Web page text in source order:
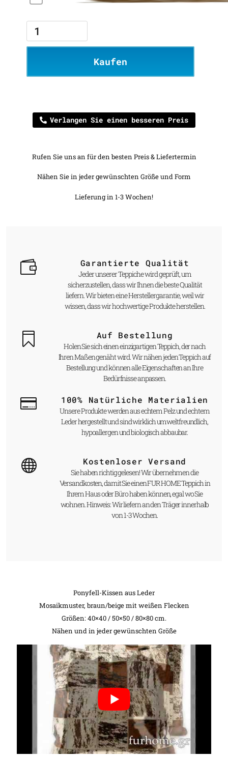
Kaufen
Verlangen Sie einen besseren Preis
Rufen Sie uns an für den besten Preis & Liefertermin
Nähen Sie in jeder gewünschten Größe und Form
Lieferung in 1-3 Wochen!
Garantierte Qualität
Jeder unserer Teppiche wird geprüft, um
sicherzustellen, dass wir Ihnen die beste Qualität
liefern. Wir bieten eine Herstellergarantie, weil wir
wissen, dass wir hochwertige Produkte herstellen.
Auf Bestellung
Holen Sie sich einen einzigartigen Teppich, der nach
Ihren Maßen genäht wird. Wir nähen jeden Teppich auf
Bestellung und können alle Eigenschaften an Ihre
Bedürfnisse anpassen.
100% Natürliche Materialien
Unsere Produkte werden aus echtem Pelz und echtem
Leder hergestellt und sind wirklich umweltfreundlich,
hypoallergen und biologisch abbaubar.
Kostenloser Versand
Sie haben richtig gelesen! Wir übernehmen die
Versandkosten, damit Sie einen FUR HOME Teppich in
Ihrem Haus oder Büro haben können, egal wo Sie
wohnen. Hinweis: Wir liefern an den Träger innerhalb
von 1-3 Wochen.
Ponyfell-Kissen aus Leder
Mosaikmuster, braun/beige mit weißen Flecken
Größen: 40×40 / 50×50 / 80×80 cm.
Nähen und in jeder gewünschten Größe